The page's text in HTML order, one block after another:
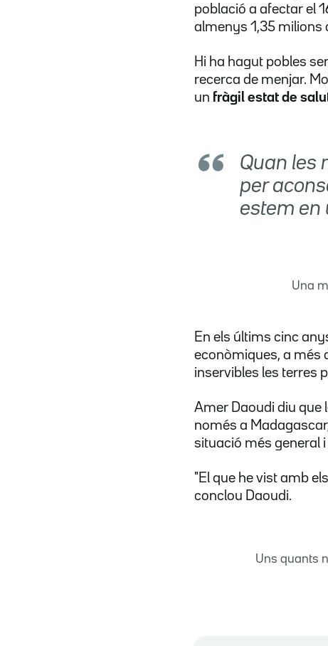
població a afectar el
almenys 1,35 milions
Hi ha hagut pobles
recerca de menjar.
un fràgil estat de
Quan les
per
estem en
Una
En els últims cinc
econòmiques, a més
inservibles les terres
Amer Daoudi diu que
només a
situació més general
"El que he vist amb
conclou Daoudi.
Uns quants